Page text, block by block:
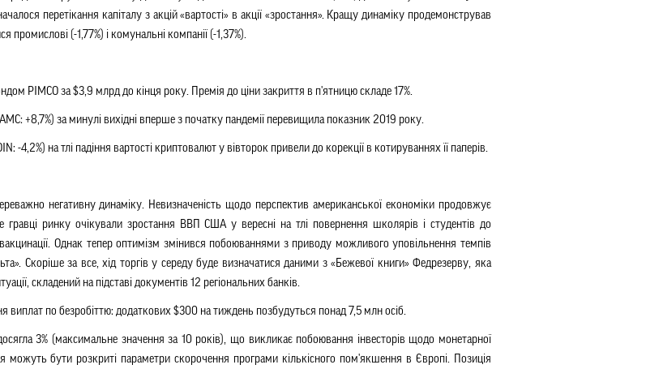
перетікання капіталу з акцій «вартості» в акції «зростання». Кращу динаміку продемонстрував
промислові (-1,77%) і комунальні компанії (-1,37%).
PIMCO за $3,9 млрд до кінця року. Премія до ціни закриття в п'ятницю складе 17%.
+8,7%) за минулі вихідні вперше з початку пандемії перевищила показник 2019 року.
-4,2%) на тлі падіння вартості криптовалют у вівторок привели до корекції в котируваннях її паперів.
негативну динаміку. Невизначеність щодо перспектив американської економіки продовжує
гравці ринку очікували зростання ВВП США у вересні на тлі повернення школярів і студентів до
Однак тепер оптимізм змінився побоюваннями з приводу можливого уповільнення темпів
Скоріше за все, хід торгів у середу буде визначатися даними з «Бежевої книги» Федрезерву, яка
складений на підставі документів 12 регіональних банків.
по безробіттю: додаткових $300 на тиждень позбудуться понад 7,5 млн осіб.
3% (максимальне значення за 10 років), що викликає побоювання інвесторів щодо монетарної
можуть бути розкриті параметри скорочення програми кількісного пом'якшення в Європі. Позиція